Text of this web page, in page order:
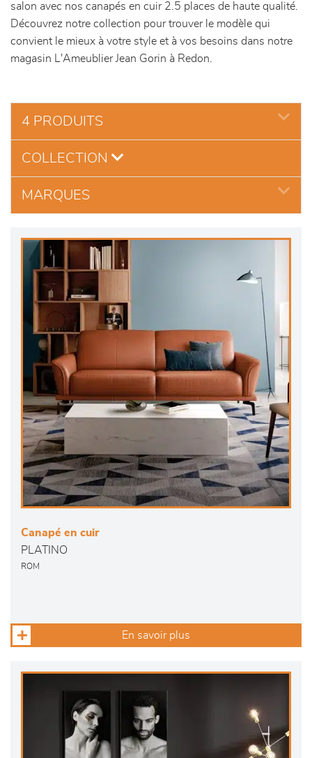
décoration
salon avec nos canapés en cuir 2.5 places de haute qualité.
Découvrez notre collection pour trouver le modèle qui
convient le mieux à votre style et à vos besoins dans notre
magasin L'Ameublier Jean Gorin à Redon.
4 PRODUITS
COLLECTION
MARQUES
Canapé en cuir
PLATINO
ROM
En savoir plus